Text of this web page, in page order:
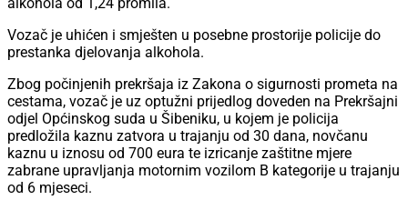
alkohola od 1,24 promila.
Vozač je uhićen i smješten u posebne prostorije policije do
prestanka djelovanja alkohola.
Zbog počinjenih prekršaja iz Zakona o sigurnosti prometa na
cestama, vozač je uz optužni prijedlog doveden na Prekršajni
odjel Općinskog suda u Šibeniku, u kojem je policija
predložila kaznu zatvora u trajanju od 30 dana, novčanu
kaznu u iznosu od 700 eura te izricanje zaštitne mjere
zabrane upravljanja motornim vozilom B kategorije u trajanju
od 6 mjeseci.